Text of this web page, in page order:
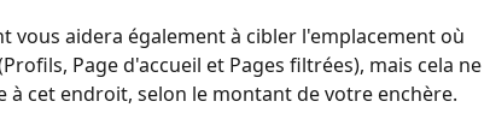
vous aidera également à cibler l'emplacement où
Page d'accueil et Pages filtrées), mais cela ne
à cet endroit, selon le montant de votre enchère.